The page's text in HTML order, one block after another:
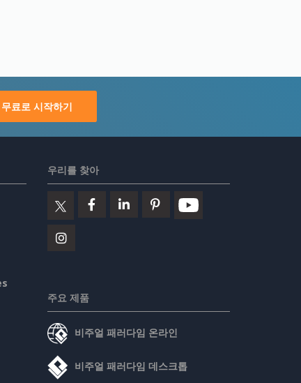
무료로 시작하기
우리를 찾아
주요 제품
비주얼 패러다임 온라인
비주얼 패러다임 데스크톱